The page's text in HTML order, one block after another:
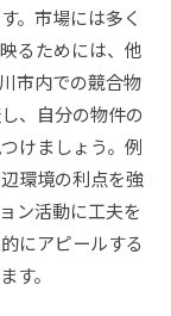
。市場には多く
るためには、他
市内での競合物
、自分の物件の
けましょう。例
環境の利点を強
ン活動に工夫を
にアピールする
す。